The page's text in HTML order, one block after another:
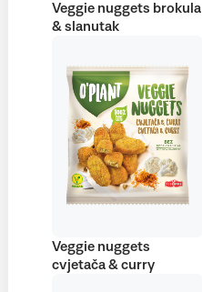
Veggie nuggets brokula
& slanutak
Veggie nuggets
cvjetača & curry